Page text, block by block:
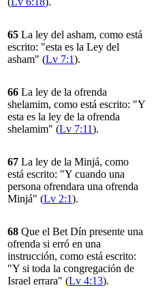
65 La ley del asham, como está
escrito: "esta es la Ley del
asham" (Lv 7:1).
66 La ley de la ofrenda
shelamim, como está escrito: "Y
esta es la ley de la ofrenda
shelamim" (Lv 7:11).
67 La ley de la Minjá, como
está escrito: "Y cuando una
persona ofrendara una ofrenda
Minjá" (Lv 2:1).
68 Que el Bet Dín presente una
ofrenda si erró en una
instrucción, como está escrito:
"Y si toda la congregación de
Israel errara" (Lv 4:13).